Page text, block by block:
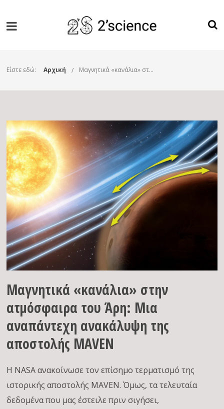
Είστε εδώ: Αρχική Μαγνητικά «κανάλια» στην ατμόσφαιρα του Άρη: Μια αναπάντεχη ανακάλυψη της αποστολής MAVEN
Μαγνητικά «κανάλια» στην
ατμόσφαιρα του Άρη: Μια
αναπάντεχη ανακάλυψη της
αποστολής MAVEN
Η NASA ανακοίνωσε τον επίσημο τερματισμό της
ιστορικής αποστολής MAVEN. Όμως, τα τελευταία
δεδομένα που μας έστειλε πριν σιγήσει,